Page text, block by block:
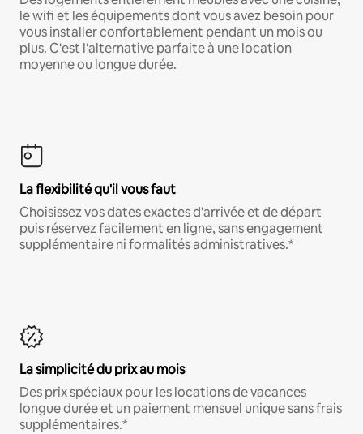
le wifi et les équipements dont vous avez besoin pour
vous installer confortablement pendant un mois ou
plus. C'est l'alternative parfaite à une location
moyenne ou longue durée.
La flexibilité qu'il vous faut
Choisissez vos dates exactes d'arrivée et de départ
puis réservez facilement en ligne, sans engagement
supplémentaire ni formalités administratives.*
La simplicité du prix au mois
Des prix spéciaux pour les locations de vacances
longue durée et un paiement mensuel unique sans frais
supplémentaires.*